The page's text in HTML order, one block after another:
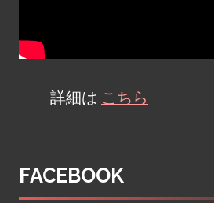
詳細は こちら
FACEBOOK